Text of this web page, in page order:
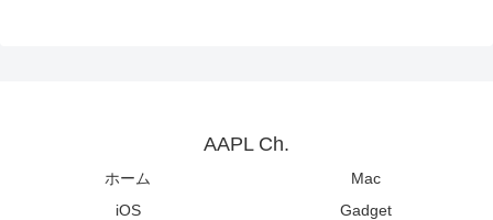
AAPL Ch.
ホーム
Mac
iOS
Gadget